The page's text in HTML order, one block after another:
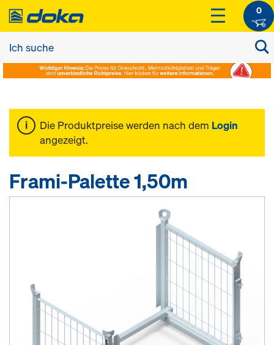
0
Die Produktpreise werden nach dem Login
angezeigt.
Frami-Palette 1,50m